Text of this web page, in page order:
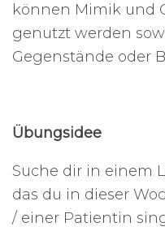
können Mimik und
genutzt werden
Gegenstände oder
Übungsidee
Suche dir in einem
das du in dieser
/ einer Patientin